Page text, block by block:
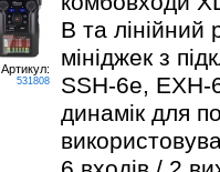
Артикул:
531808
В та лінійний
мініджек з
SSH-6e,
динамік для